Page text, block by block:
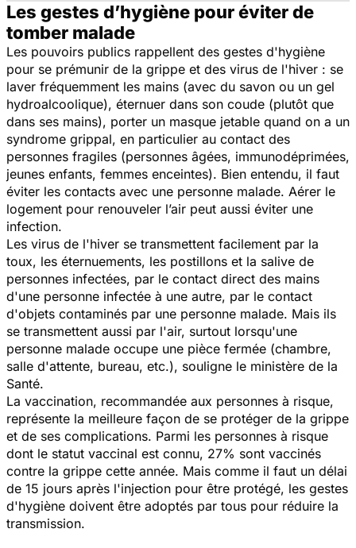
Les gestes d’hygiène pour éviter de
tomber malade
Les pouvoirs publics rappellent des gestes d'hygiène
pour se prémunir de la grippe et des virus de l'hiver : se
laver fréquemment les mains (avec du savon ou un gel
hydroalcoolique), éternuer dans son coude (plutôt que
dans ses mains), porter un masque jetable quand on a un
syndrome grippal, en particulier au contact des
personnes fragiles (personnes âgées, immunodéprimées,
jeunes enfants, femmes enceintes). Bien entendu, il faut
éviter les contacts avec une personne malade. Aérer le
logement pour renouveler l’air peut aussi éviter une
infection.
Les virus de l'hiver se transmettent facilement par la
toux, les éternuements, les postillons et la salive de
personnes infectées, par le contact direct des mains
d'une personne infectée à une autre, par le contact
d'objets contaminés par une personne malade. Mais ils
se transmettent aussi par l'air, surtout lorsqu'une
personne malade occupe une pièce fermée (chambre,
salle d'attente, bureau, etc.), souligne le ministère de la
Santé.
La vaccination, recommandée aux personnes à risque,
représente la meilleure façon de se protéger de la grippe
et de ses complications. Parmi les personnes à risque
dont le statut vaccinal est connu, 27% sont vaccinés
contre la grippe cette année. Mais comme il faut un délai
de 15 jours après l'injection pour être protégé, les gestes
d'hygiène doivent être adoptés par tous pour réduire la
transmission.